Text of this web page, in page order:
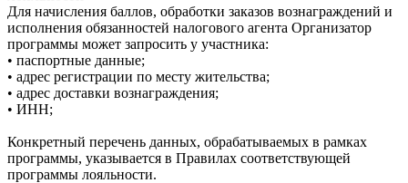
Для начисления баллов, обработки заказов вознаграждений и
исполнения обязанностей налогового агента Организатор
программы может запросить у участника:
• паспортные данные;
• адрес регистрации по месту жительства;
• адрес доставки вознаграждения;
• ИНН;
Конкретный перечень данных, обрабатываемых в рамках
программы, указывается в Правилах соответствующей
программы лояльности.